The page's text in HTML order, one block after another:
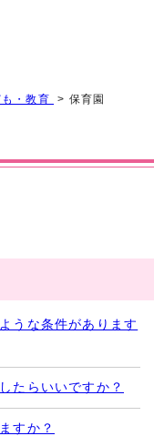
・教育 > 保育園
うな条件があります
たらいいですか？
すか？